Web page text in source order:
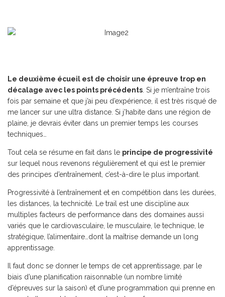
Le deuxième écueil est de choisir une épreuve trop en
décalage avec les points précédents . Si je m’entraîne trois
fois par semaine et que j’ai peu d’expérience, il est très risqué de
me lancer sur une ultra distance. Si j’habite dans une région de
plaine, je devrais éviter dans un premier temps les courses
techniques…
Tout cela se résume en fait dans le principe de progressivité
sur lequel nous revenons régulièrement et qui est le premier
des principes d’entraînement, c’est-à-dire le plus important.
Progressivité à l’entraînement et en compétition dans les durées,
les distances, la technicité. Le trail est une discipline aux
multiples facteurs de performance dans des domaines aussi
variés que le cardiovasculaire, le musculaire, le technique, le
stratégique, l’alimentaire…dont la maîtrise demande un long
apprentissage.
Il faut donc se donner le temps de cet apprentissage, par le
biais d’une planification raisonnable (un nombre limité
d’épreuves sur la saison) et d’une programmation qui prenne en